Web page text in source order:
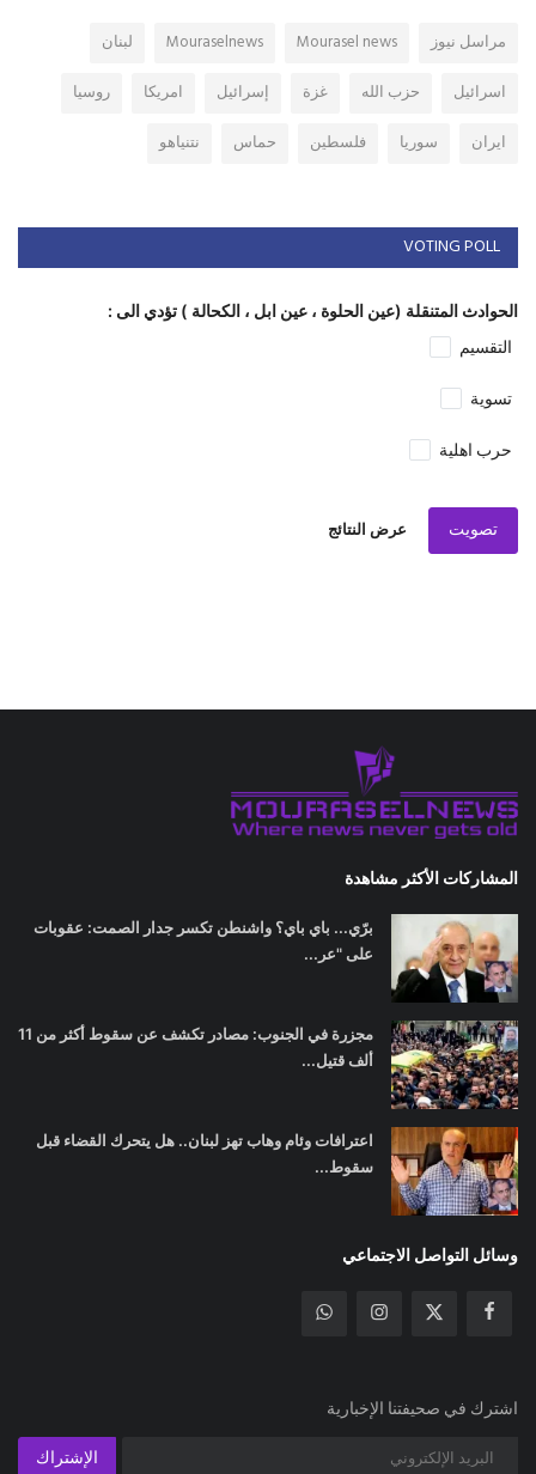
مراسل نيوز Mourasel news
Mouraselnews
لبنان
اسرائيل
حزب الله غزة إسرائيل امريكا
روسيا
ايران
سوريا فلسطين حماس نتنياهو
VOTING POLL
الحوادث المتنقلة (عين الحلوة ، عين ابل ، الكحالة ) تؤدي الى :
التقسيم
تسوية
حرب اهلية
تصويت عرض النتائج
المشاركات الأكثر مشاهدة
برّي... باي باي؟ واشنطن تكسر جدار الصمت: عقوبات
على "عر...
مجزرة في الجنوب: مصادر تكشف عن سقوط أكثر من 11
ألف قتيل...
اعترافات وئام وهاب تهز لبنان.. هل يتحرك القضاء قبل
سقوط...
وسائل التواصل الاجتماعي
اشترك في صحيفتنا الإخبارية
الإشتراك